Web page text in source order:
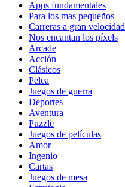
Apps fundamentales
Para los mas pequeños
Carreras a gran velocidad
Nos encantan los píxels
Arcade
Acción
Clásicos
Pelea
Juegos de guerra
Deportes
Aventura
Puzzle
Juegos de películas
Amor
Ingenio
Cartas
Juegos de mesa